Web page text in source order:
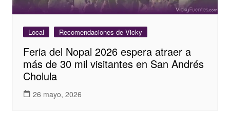
Local Recomendaciones de Vicky
Feria del Nopal 2026 espera atraer a
más de 30 mil visitantes en San Andrés
Cholula
26 mayo, 2026